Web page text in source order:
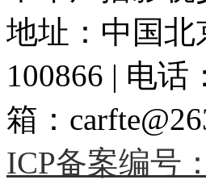
地址：中国北
100866 | 电话
箱：
ICP备案编号